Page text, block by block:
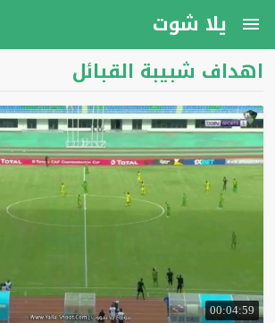
يلا شوت
اهداف شبيبة القبائل
00:04:59